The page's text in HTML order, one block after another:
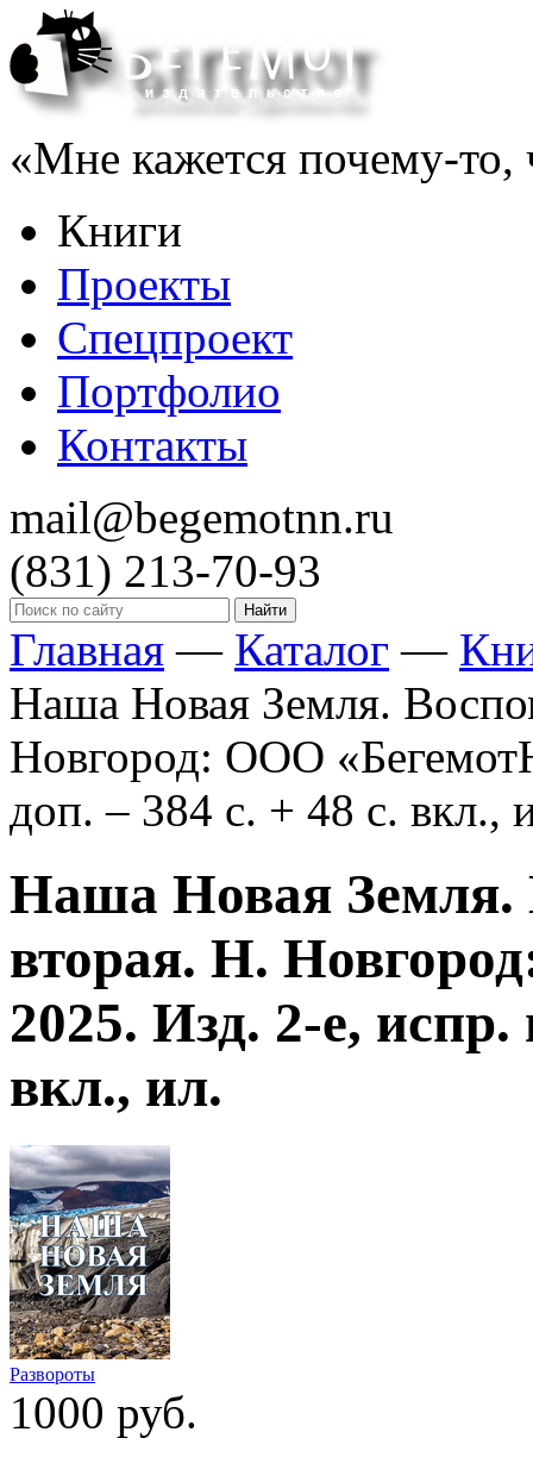
«Мне кажется почему-то,
Книги
Проекты
Спецпроект
Портфолио
Контакты
mail@begemotnn.ru
(831) 213-70-93
Главная — Каталог —
Наша Новая Земля.
Новгород: ООО
доп. – 384 с. + 48 с. вкл.,
Наша Новая Земля.
вторая. Н.
2025. Изд. 2-е, испр.
вкл., ил.
Развороты
1000 руб.